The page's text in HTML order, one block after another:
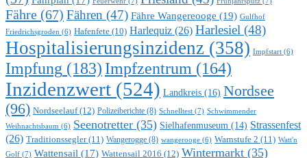
Fähre (67) Fähren (47) Fähre Wangereooge (19) Gulfhof
Friedrichsgroden (6) Hafenfete (10) Harlequiz (26) Harlesiel (48)
Hospitalisierungsinzidenz (358) Impfstart (6)
Impfung (183) Impfzentrum (164)
Inzidenzwert (524) Landkreis (16) Nordsee
(96) Nordseelauf(12) Polizeiberichte (8) Schnelltest (7) Schwimmender
Weihnachtsbaum (6) Seenotretter (35) Sielhafenmuseum (14) Strassenfest
(26) Traditionssegler(11) Wangerogge (8) wangerooge (6) Warnstufe 2 (11) Watt'n
Golf (7) Wattensail (17) Wattensail 2016 (12) Wintermarkt (35)